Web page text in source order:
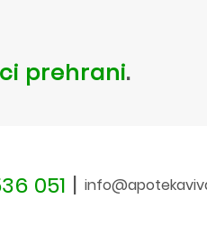
prehrani.
051 |